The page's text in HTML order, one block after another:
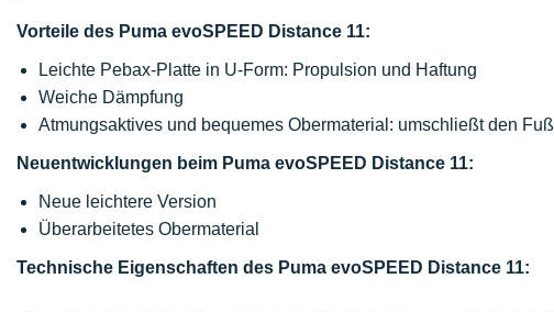
Vorteile des Puma evoSPEED Distance 11:
Leichte Pebax-Platte in U-Form: Propulsion und Haftung
Weiche Dämpfung
Atmungsaktives und bequemes Obermaterial: umschließt den Fuß
Neuentwicklungen beim Puma evoSPEED Distance 11:
Neue leichtere Version
Überarbeitetes Obermaterial
Technische Eigenschaften des Puma evoSPEED Distance 11: